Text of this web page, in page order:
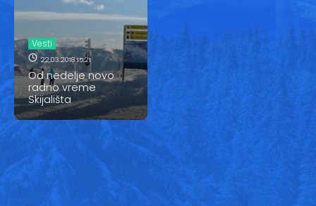
Vesti
22.03.2018 15:21
Od nedelje novo
radno vreme
Skijališta